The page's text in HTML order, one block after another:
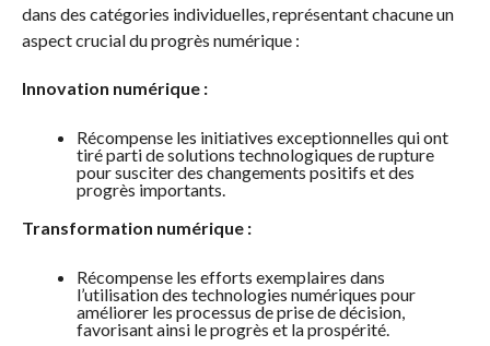
dans des catégories individuelles, représentant chacune un
aspect crucial du progrès numérique :
Innovation numérique :
Récompense les initiatives exceptionnelles qui ont
tiré parti de solutions technologiques de rupture
pour susciter des changements positifs et des
progrès importants.
Transformation numérique :
Récompense les efforts exemplaires dans
l’utilisation des technologies numériques pour
améliorer les processus de prise de décision,
favorisant ainsi le progrès et la prospérité.